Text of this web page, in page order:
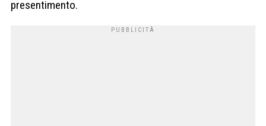
presentimento.